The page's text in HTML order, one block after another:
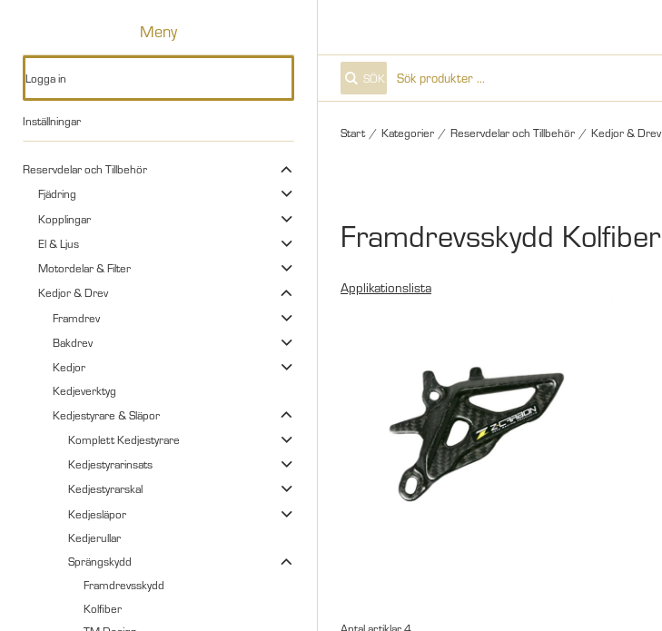
Meny
Logga in
Inställningar
Reservdelar och Tillbehör
Fjädring
Kopplingar
El & Ljus
Motordelar & Filter
Kedjor & Drev
Framdrev
Bakdrev
Kedjor
Kedjeverktyg
Kedjestyrare & Släpor
Komplett Kedjestyrare
Kedjestyrarinsats
Kedjestyrarskal
Kedjesläpor
Kedjerullar
Sprängskydd
Framdrevsskydd
Kolfiber
SÖK
Start / Kategorier / Reservdelar och Tillbehör / Kedjor & Drev
Framdrevsskydd Kolfiber
Applikationslista